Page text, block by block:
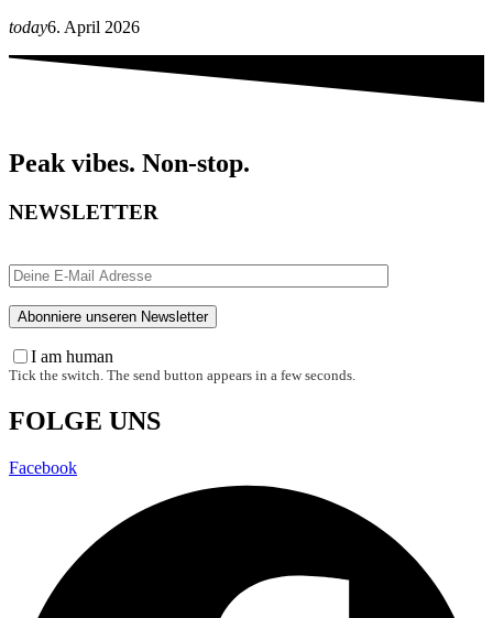
today6. April 2026
Peak vibes. Non-stop.
NEWSLETTER
I am human
Tick the switch. The send button appears in a few seconds.
FOLGE UNS
Facebook